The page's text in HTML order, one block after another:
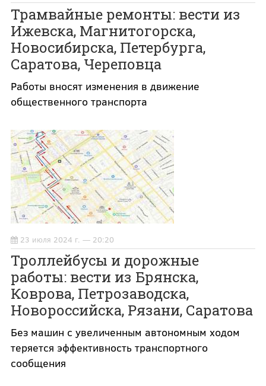
Трамвайные ремонты: вести из
Ижевска, Магнитогорска,
Новосибирска, Петербурга,
Саратова, Череповца
Работы вносят изменения в движение
общественного транспорта
23 июля 2024 г. — 20:20
Троллейбусы и дорожные
работы: вести из Брянска,
Коврова, Петрозаводска,
Новороссийска, Рязани, Саратова
Без машин с увеличенным автономным ходом
теряется эффективность транспортного
сообщения